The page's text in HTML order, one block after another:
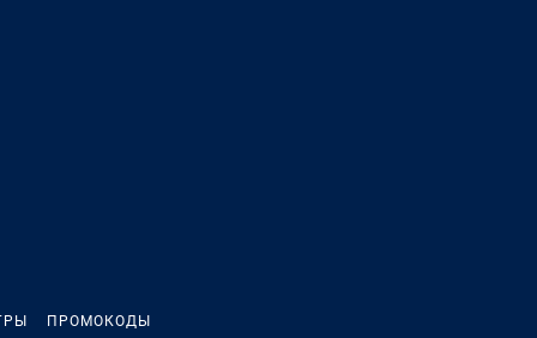
ПРОМОКОДЫ